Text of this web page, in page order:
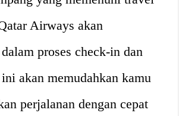
Airways akan
proses check-in dan
akan memudahkan kamu
perjalanan dengan cepat